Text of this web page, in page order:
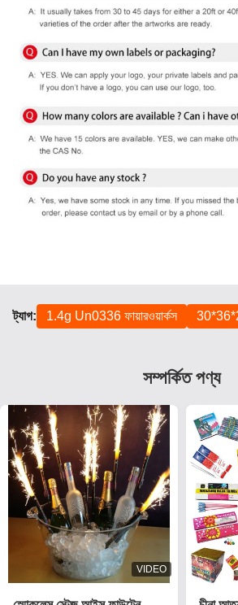
ট্যাগ: 1.4g Un0336 ফায়ারওয়ার্কস
সম্পর্কিত পণ্য
VIDEO